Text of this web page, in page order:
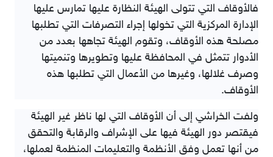
فالأوقاف التي تتولى الهيئة النظارة عليها تمارس عليها
الإدارة المركزية التي تخولها إجراء التصرفات التي تطلبها
مصلحة هذه الأوقاف، وتقوم الهيئة تجاهها بعدد من
الأدوار تتمثل في المحافظة عليها وتطويرها وتنميتها
وصرف غلالها، وغيرها من الأعمال التي تطلبها هذه
الأوقاف.
ولفت الخراشي إلى أن الأوقاف التي لها ناظر غير الهيئة
فيقتصر دور الهيئة فيها على الإشراف والرقابة والتحقق
من أنها تعمل وفق الأنظمة والتعليمات المنظمة لعملها،